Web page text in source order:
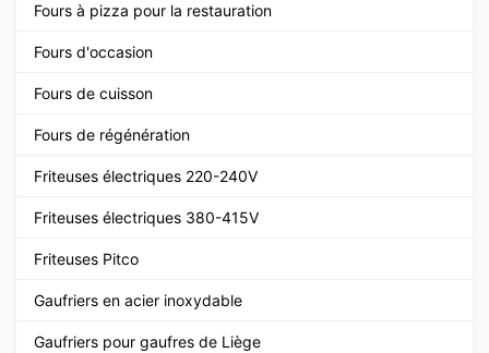
Fours à pizza pour la restauration
Fours d'occasion
Fours de cuisson
Fours de régénération
Friteuses électriques 220-240V
Friteuses électriques 380-415V
Friteuses Pitco
Gaufriers en acier inoxydable
Gaufriers pour gaufres de Liège